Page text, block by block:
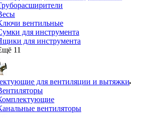
вентильные
для инструмента
для инструмента
11
для вентиляции и вытяжки
вентиляторы